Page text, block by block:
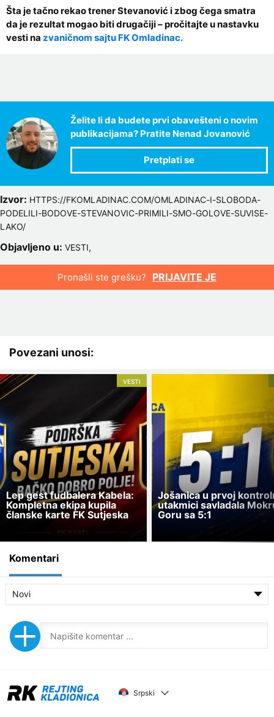
Šta je tačno rekao trener Stevanović i zbog čega smatra
da je rezultat mogao biti drugačiji – pročitajte u nastavku
vesti na zvaničnom sajtu FK Omladinac.
Želite li da budete prvi obavešteni o novim
publikacijama? Pratite Nenad Jovanović
Izvor: HTTPS://FKOMLADINAC.COM/OMLADINAC-I-SLOBODA-
PODELILI-BODOVE-STEVANOVIC-PRIMILI-SMO-GOLOVE-SUVISE-
LAKO/
Objavljeno u: VESTI,
Pronašli ste grešku? PRIJAVITE JE
Povezani unosi:
VESTI
Lep gest fudbalera Kabela:
Kompletna ekipa kupila
članske karte FK Sutjeska
Jošanica u prvoj
utakmici savladala
Goru sa 5:1
Komentari
Novi
Srpski